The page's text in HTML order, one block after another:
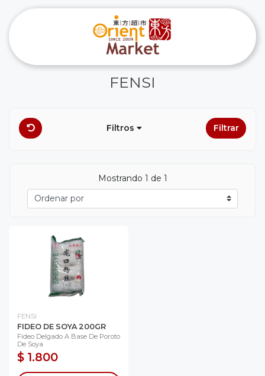
FENSI
Filtros Filtrar
Mostrando 1 de 1
FENSI
FIDEO DE SOYA 200GR
Fideo Delgado A Base De Poroto
De Soya
$ 1.800